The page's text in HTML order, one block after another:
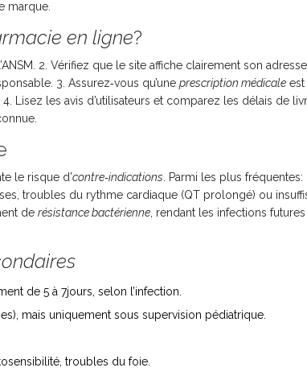
marque.
en ligne?
2. Vérifiez que le site affiche clairement son adresse
3. Assurez‑vous qu’une prescription médicale est
Lisez les avis d’utilisateurs et comparez les délais de
le risque d’contre‑indications . Parmi les plus fréquentes:
troubles du rythme cardiaque (QT prolongé) ou
de résistance bactérienne , rendant les infections
de 5 à 7jours, selon l’infection.
mais uniquement sous supervision pédiatrique.
troubles du foie.